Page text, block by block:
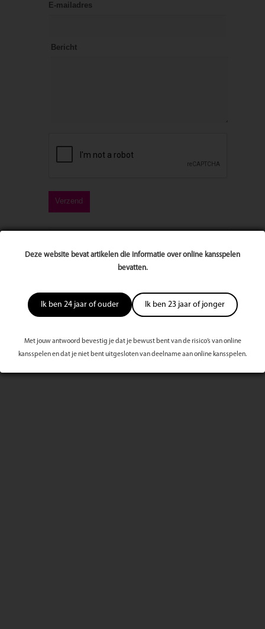
Deze website bevat artikelen die informatie over online kansspelen
bevatten.
Ik ben 24 jaar of ouder Ik ben 23 jaar of jonger
Met jouw antwoord bevestig je dat je bewust bent van de risico’s van online
kansspelen en dat je niet bent uitgesloten van deelname aan online kansspelen.
E-mailadres
Bericht
Meest bekeken dit kwartaal